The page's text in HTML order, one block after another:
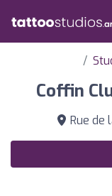
Coffin
Rue de